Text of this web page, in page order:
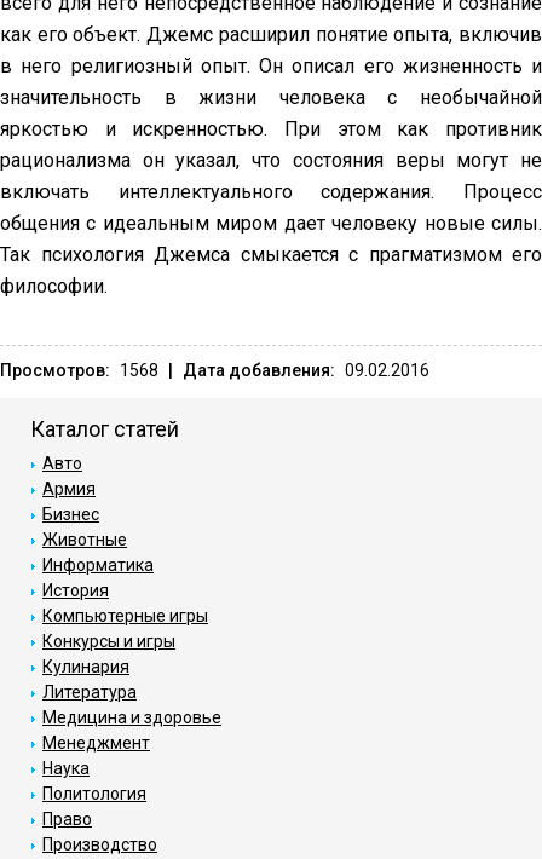
как его объект. Джемс расширил понятие опыта, включив
в него религиозный опыт. Он описал его жизненность и
значительность в жизни человека с необычайной
яркостью и искренностью. При этом как противник
рационализма он указал, что состояния веры могут не
включать интеллектуального содержания. Процесс
общения с идеальным миром дает человеку новые силы.
Так психология Джемса смыкается с прагматизмом его
философии.
Просмотров: 1568 Дата добавления: 09.02.2016
Каталог статей
Авто
Армия
Бизнес
Животные
Информатика
История
Компьютерные игры
Конкурсы и игры
Кулинария
Литература
Медицина и здоровье
Менеджмент
Наука
Политология
Право
Производство